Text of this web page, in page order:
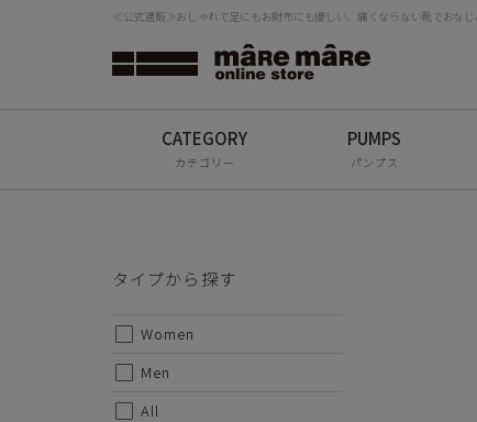
≪公式通販≫おしゃれで足にもお財布にも優しい、痛くならない靴でおなじ
カテゴリー パンプス
大人
定
中
デ
秋冬
タイプから探す
Women
Men
All
タイプから探す
Women
All